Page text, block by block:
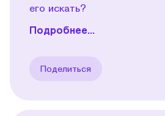
его искать?
Подробнее...
Поделиться